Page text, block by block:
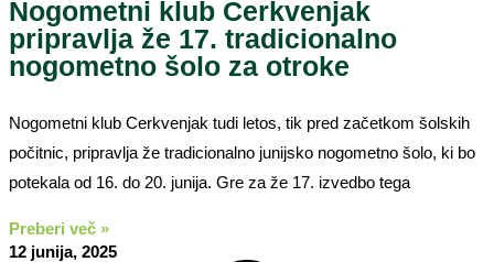
Nogometni klub Cerkvenjak
pripravlja že 17. tradicionalno
nogometno šolo za otroke
Nogometni klub Cerkvenjak tudi letos, tik pred začetkom šolskih
počitnic, pripravlja že tradicionalno junijsko nogometno šolo, ki bo
potekala od 16. do 20. junija. Gre za že 17. izvedbo tega
Preberi več »
12 junija, 2025